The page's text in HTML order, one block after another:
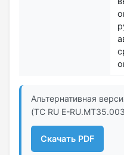
Альтернативная
(ТС RU Е-
Скачать PDF